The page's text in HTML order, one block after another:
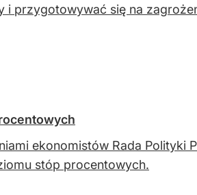
i przygotowywać się na
ekonomistów Rada Polityki
stóp procentowych.